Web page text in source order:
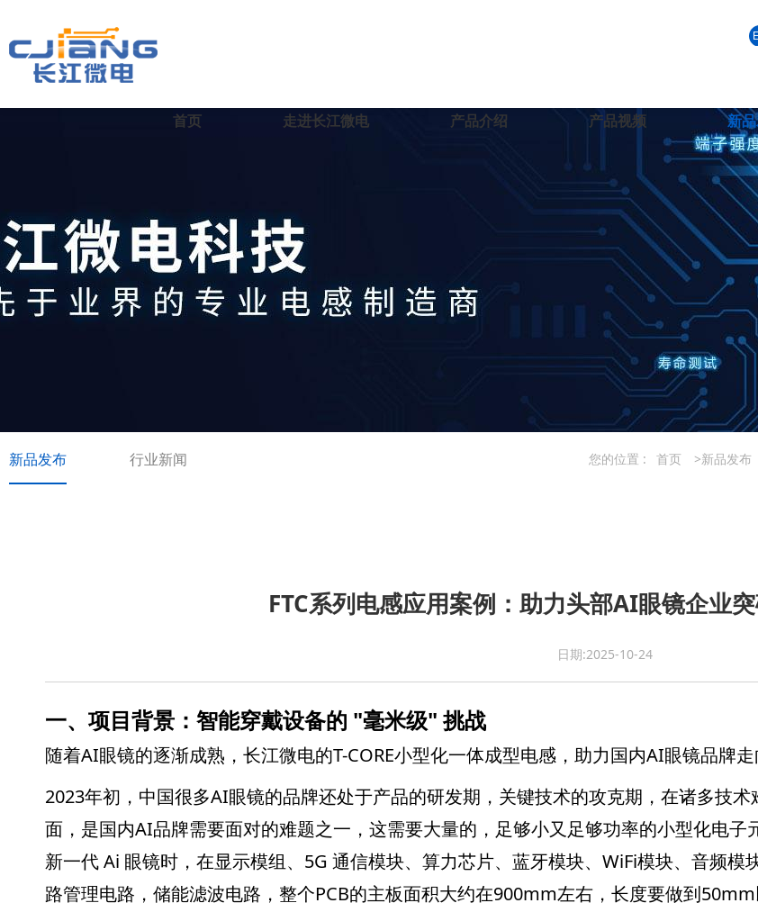
首页 走进长江微电 产品介绍 产品视频 新
新品发布 行业新闻 您的位置 : 首页 >新品发布
FTC系列电感应用案例：助力头部AI眼镜企业
日期:2025-10-24
一、项目背景：智能穿戴设备的 "毫米级" 挑战
随着AI眼镜的逐渐成熟，长江微电的T-CORE小型化一体成型电感，助力国内AI眼镜品牌走
2023年初，中国很多AI眼镜的品牌还处于产品的研发期，关键技术的攻克期，在诸多技
面，是国内AI品牌需要面对的难题之一，这需要大量的，足够小又足够功率的小型化电
新一代 Ai 眼镜时，在显示模组、5G 通信模块、算力芯片、蓝牙模块、WiFi模块、音频
路管理电路，储能滤波电路，整个PCB的主板面积大约在900mm左右，长度要做到